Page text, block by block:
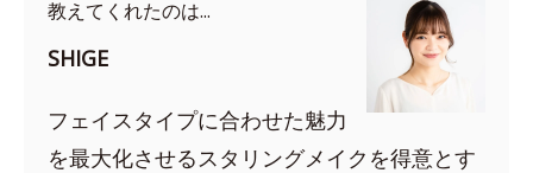
教えてくれたのは...
SHIGE
フェイスタイプに合わせた魅力
を最大化させるスタリングメイクを得意とす